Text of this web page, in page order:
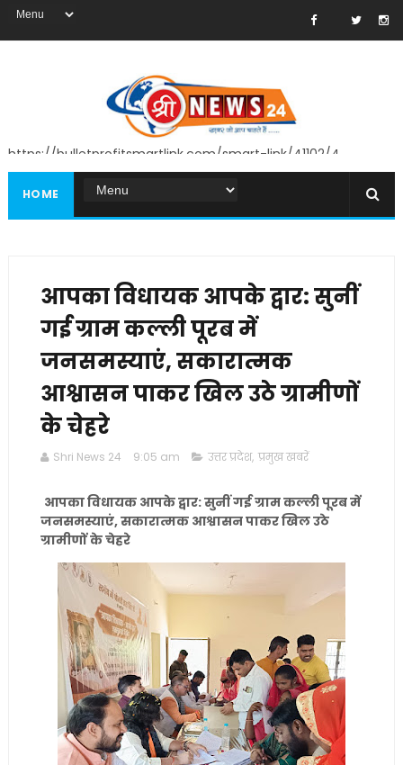
https://bulletprofitsmartlink.com/smart-link/41102/4
HOME
आपका विधायक आपके द्वार: सुनीं
गई ग्राम कल्ली पूरब में
जनसमस्याएं, सकारात्मक
आश्वासन पाकर खिल उठे ग्रामीणों
के चेहरे
Shri News 24 9:05 am उत्तर प्रदेश, प्रमुख खबरें
आपका विधायक आपके द्वार: सुनीं गई ग्राम कल्ली पूरब में
जनसमस्याएं, सकारात्मक आश्वासन पाकर खिल उठे
ग्रामीणों के चेहरे